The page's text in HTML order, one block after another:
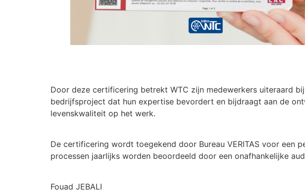
Door deze certificering betrekt WTC zijn medewerkers uiteraard
bedrijfsproject dat hun expertise bevordert en bijdraagt ​​aan de
levenskwaliteit op het werk.
De certificering wordt toegekend door Bureau VERITAS voor een
processen jaarlijks worden beoordeeld door een onafhankelijke
Fouad JEBALI